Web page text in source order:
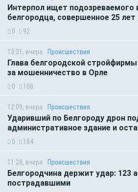
Интерпол ищет подозреваемого
белгородца, совершенное 25 лет
0 92
13:31, вчера Происшествия
Глава белгородской
за мошенничество в Орле
0 108
12:09, вчера Происшествия
Ударивший по Белгороду дрон
административное здание и
0 184
11:28, вчера Происшествия
Белгородчина держит удар: 123
пострадавшими